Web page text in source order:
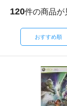
120件の商品が
おすすめ順